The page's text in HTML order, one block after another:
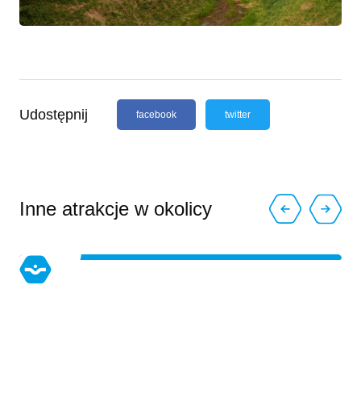
Udostępnij facebook twitter
Inne atrakcje w okolicy